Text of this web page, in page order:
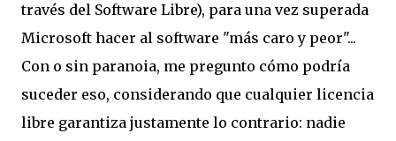
través del Software Libre), para una vez superada
Microsoft hacer al software "más caro y peor"...
Con o sin paranoia, me pregunto cómo podría
suceder eso, considerando que cualquier licencia
libre garantiza justamente lo contrario: nadie